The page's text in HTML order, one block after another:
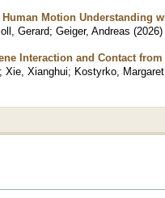
Motion Understanding
Gerard; Geiger, Andreas (2026)
Interaction and Contact
; Xie, Xianghui; Kostyrko, Margaret